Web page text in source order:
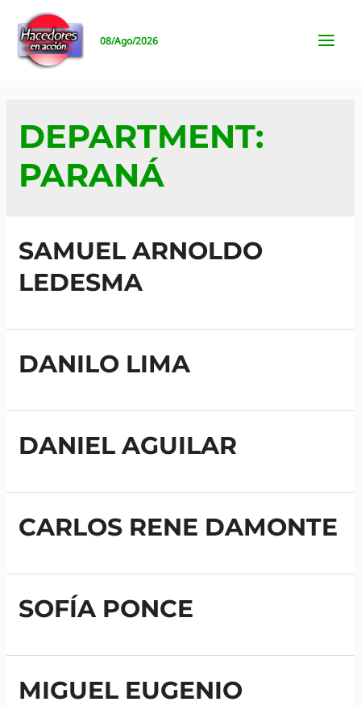
contenido
08/Ago/2026
DEPARTMENT:
PARANÁ
SAMUEL ARNOLDO
LEDESMA
DANILO LIMA
DANIEL AGUILAR
CARLOS RENE DAMONTE
SOFÍA PONCE
MIGUEL EUGENIO